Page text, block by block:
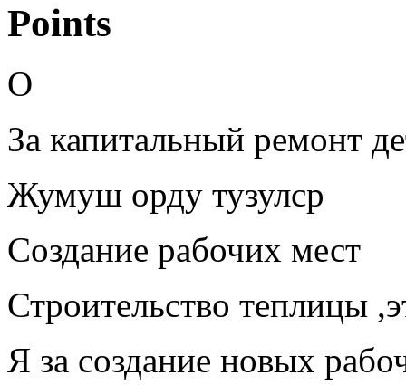
Points
О
За капитальный ремонт
Жумуш орду тузулср
Создание рабочих мест
Строительство теплицы
Я за создание новых